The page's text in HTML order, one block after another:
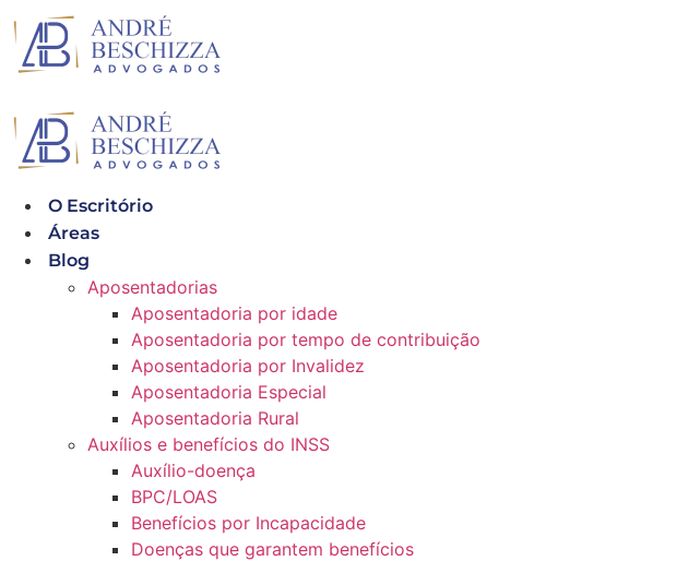
para
O Escritório
Áreas
Blog
Aposentadorias
Aposentadoria por idade
Aposentadoria por tempo de contribuição
Aposentadoria por Invalidez
Aposentadoria Especial
Aposentadoria Rural
Auxílios e benefícios do INSS
Auxílio-doença
BPC/LOAS
Benefícios por Incapacidade
Doenças que garantem benefícios